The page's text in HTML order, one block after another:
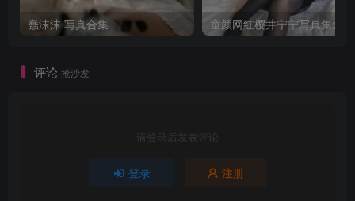
蠢沫沫 写真合集 童颜网红樱井宁宁写真集套图
评论 抢沙发
请登录后发表评论
登录 注册